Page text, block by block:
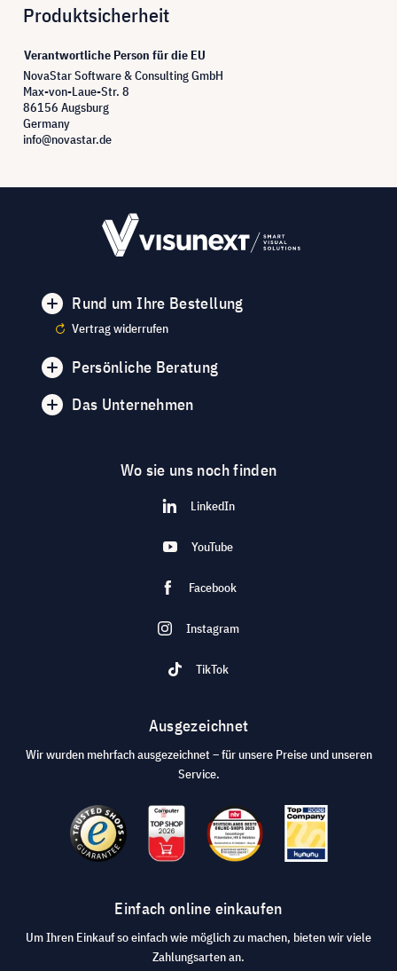
Produktsicherheit
Verantwortliche Person für die EU
NovaStar Software & Consulting GmbH
Max-von-Laue-Str. 8
86156 Augsburg
Germany
info@novastar.de
Rund um Ihre Bestellung
Vertrag widerrufen
Persönliche Beratung
Das Unternehmen
Wo sie uns noch finden
LinkedIn
YouTube
Facebook
Instagram
TikTok
Ausgezeichnet
Wir wurden mehrfach ausgezeichnet – für unsere Preise und unseren
Service.
Einfach online einkaufen
Um Ihren Einkauf so einfach wie möglich zu machen, bieten wir viele
Zahlungsarten an.